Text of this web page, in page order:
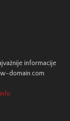
informacije
domain.com